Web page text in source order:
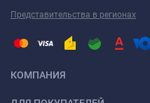
Представительства в регионах
КОМПАНИЯ